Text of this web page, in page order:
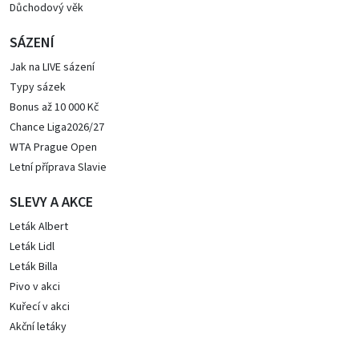
Důchodový věk
SÁZENÍ
Jak na LIVE sázení
Typy sázek
Bonus až 10 000 Kč
Chance Liga2026/27
WTA Prague Open
Letní příprava Slavie
SLEVY A AKCE
Leták Albert
Leták Lidl
Leták Billa
Pivo v akci
Kuřecí v akci
Akční letáky